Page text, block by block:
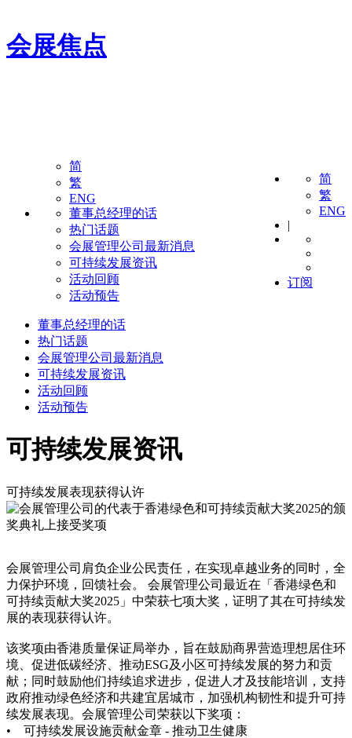
会展焦点
简
繁
ENG
|
订阅
简
繁
ENG
董事总经理的话
热门话题
会展管理公司最新消息
可持续发展资讯
活动回顾
活动预告
董事总经理的话
热门话题
会展管理公司最新消息
可持续发展资讯
活动回顾
活动预告
可持续发展资讯
可持续发展表现获得认许
会展管理公司肩负企业公民责任，在实现卓越业务的同时，全
力保护环境，回馈社会。 会展管理公司最近在「香港绿色和
可持续贡献大奖2025」中荣获七项大奖，证明了其在可持续发
展的表现获得认许。
该奖项由香港质量保证局举办，旨在鼓励商界营造理想居住环
境、促进低碳经济、推动ESG及小区可持续发展的努力和贡
献；同时鼓励他们持续追求进步，促进人才及技能培训，支持
政府推动绿色经济和共建宜居城市，加强机构韧性和提升可持
续发展表现。会展管理公司荣获以下奖项：
• 可持续发展设施贡献金章 - 推动卫生健康